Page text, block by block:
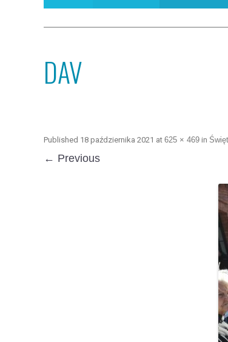
DAV
Published 18 października 2021 at 625 × 469 in
← Previous